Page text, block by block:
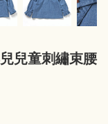
兒童刺繡束腰